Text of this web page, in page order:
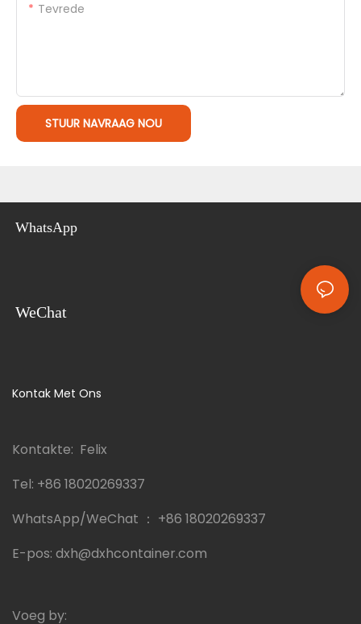
Tevrede
STUUR NAVRAAG NOU
WhatsApp
WeChat
Kontak Met Ons
Kontakte: Felix
Tel: +86 18020269337
WhatsApp/WeChat ： +86 18020269337
E-pos: dxh@dxhcontainer.com
Voeg by: